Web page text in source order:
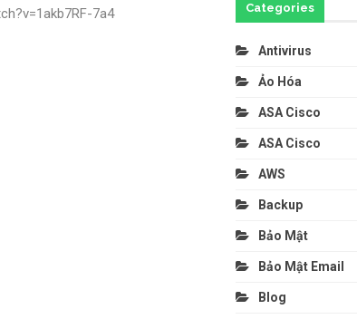
7a4 Categories
Antivirus
Ảo Hóa
ASA Cisco
ASA Cisco
AWS
Backup
Bảo Mật
Bảo Mật Email
Blog